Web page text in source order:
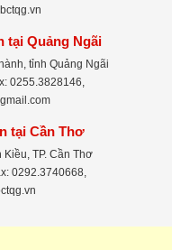
tại Quảng Ngãi
tỉnh Quảng Ngãi
0255.3828146,
tại Cần Thơ
TP. Cần Thơ
0292.3740668,